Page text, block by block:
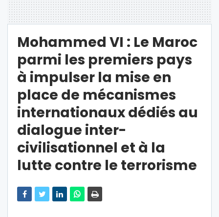
Mohammed VI : Le Maroc
parmi les premiers pays
à impulser la mise en
place de mécanismes
internationaux dédiés au
dialogue inter-
civilisationnel et à la
lutte contre le terrorisme